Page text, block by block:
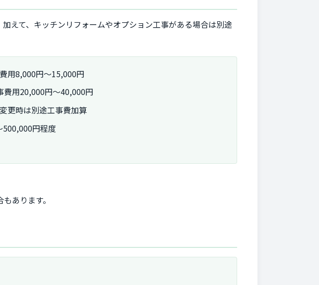
えて、キッチンリフォームやオプション工事がある場合は別途
用8,000円～15,000円
用20,000円～40,000円
更時は別途工事費加算
円程度
あります。